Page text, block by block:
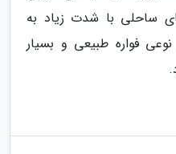
ساحلی با شدت زیاد به
فواره طبیعی و بسیار